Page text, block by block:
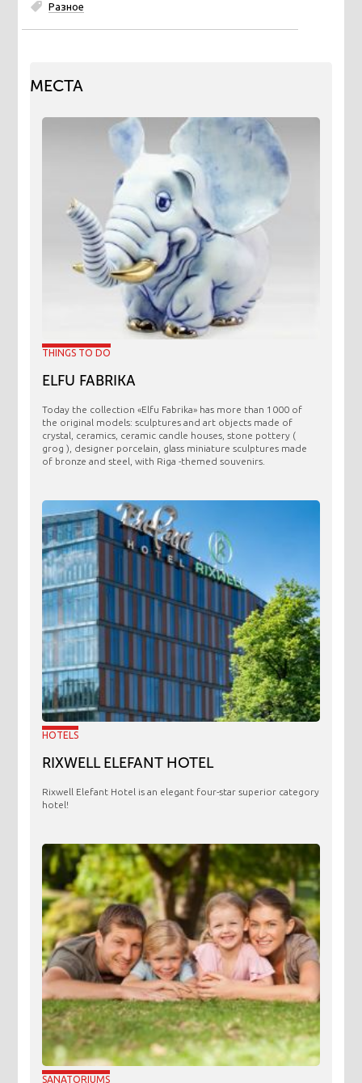
Разное
МЕСТА
THINGS TO DO
ELFU FABRIKA
Today the collection «Elfu Fabrika» has more than 1000 of
the original models: sculptures and art objects made ​​of
crystal, ceramics, ceramic candle houses, stone pottery (
grog ), designer porcelain, glass miniature sculptures made
of bronze and steel, with Riga -themed souvenirs.
HOTELS
RIXWELL ELEFANT HOTEL
Rixwell Elefant Hotel is an elegant four-star superior category
hotel!
SANATORIUMS